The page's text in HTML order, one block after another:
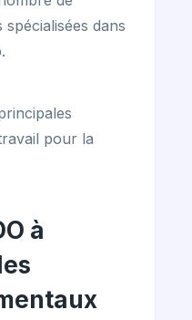
dans
pour la
à